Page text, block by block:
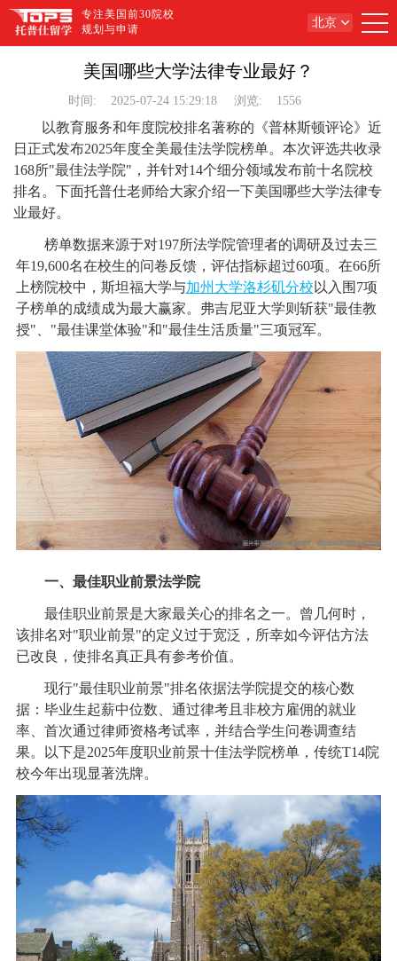
专注美国前30院校
规划与申请
北京
美国哪些大学法律专业最好？
时间: 2025-07-24 15:29:18 浏览: 1556
以教育服务和年度院校排名著称的《普林斯顿评论》近
日正式发布2025年度全美最佳法学院榜单。本次评选共收录
168所"最佳法学院"，并针对14个细分领域发布前十名院校
排名。下面托普仕老师给大家介绍一下美国哪些大学法律专
业最好。
榜单数据来源于对197所法学院管理者的调研及过去三
年19,600名在校生的问卷反馈，评估指标超过60项。在66所
上榜院校中，斯坦福大学与加州大学洛杉矶分校 以入围7项
子榜单的成绩成为最大赢家。弗吉尼亚大学则斩获"最佳教
授"、"最佳课堂体验"和"最佳生活质量"三项冠军。
一、最佳职业前景法学院
最佳职业前景是大家最关心的排名之一。曾几何时，
该排名对"职业前景"的定义过于宽泛，所幸如今评估方法
已改良，使排名真正具有参考价值。
现行"最佳职业前景"排名依据法学院提交的核心数
据：毕业生起薪中位数、通过律考且非校方雇佣的就业
率、首次通过律师资格考试率，并结合学生问卷调查结
果。以下是2025年度职业前景十佳法学院榜单，传统T14院
校今年出现显著洗牌。